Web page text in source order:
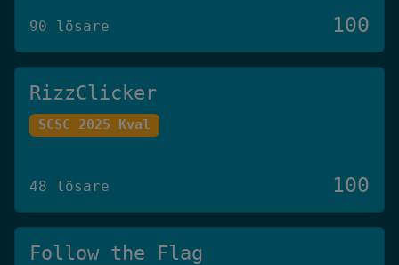
90 lösare 100
RizzClicker
SCSC 2025 Kval
48 lösare 100
Follow the Flag